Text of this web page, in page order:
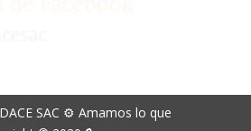
SAC ⚙ Amamos lo que